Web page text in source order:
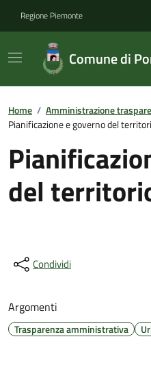
Regione Piemonte
Comune di
Home / Amministrazione
Pianificazione e governo del
del
Condividi
Argomenti
Trasparenza amministrativa